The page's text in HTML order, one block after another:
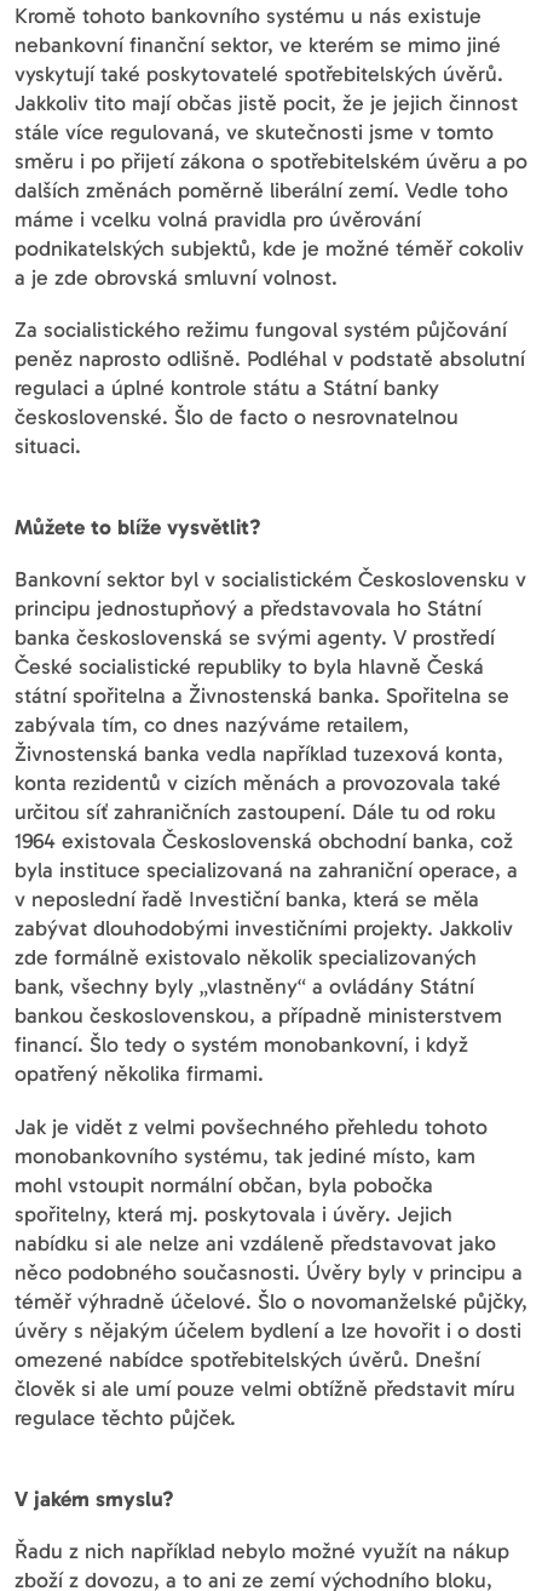
Kromě tohoto bankovního systému u nás existuje
nebankovní finanční sektor, ve kterém se mimo jiné
vyskytují také poskytovatelé spotřebitelských úvěrů.
Jakkoliv tito mají občas jistě pocit, že je jejich činnost
stále více regulovaná, ve skutečnosti jsme v tomto
směru i po přijetí zákona o spotřebitelském úvěru a po
dalších změnách poměrně liberální zemí. Vedle toho
máme i vcelku volná pravidla pro úvěrování
podnikatelských subjektů, kde je možné téměř cokoliv
a je zde obrovská smluvní volnost.
Za socialistického režimu fungoval systém půjčování
peněz naprosto odlišně. Podléhal v podstatě absolutní
regulaci a úplné kontrole státu a Státní banky
československé. Šlo de facto o nesrovnatelnou
situaci.
Můžete to blíže vysvětlit?
Bankovní sektor byl v socialistickém Československu v
principu jednostupňový a představovala ho Státní
banka československá se svými agenty. V prostředí
České socialistické republiky to byla hlavně Česká
státní spořitelna a Živnostenská banka. Spořitelna se
zabývala tím, co dnes nazýváme retailem,
Živnostenská banka vedla například tuzexová konta,
konta rezidentů v cizích měnách a provozovala také
určitou síť zahraničních zastoupení. Dále tu od roku
1964 existovala Československá obchodní banka, což
byla instituce specializovaná na zahraniční operace, a
v neposlední řadě Investiční banka, která se měla
zabývat dlouhodobými investičními projekty. Jakkoliv
zde formálně existovalo několik specializovaných
bank, všechny byly „vlastněny“ a ovládány Státní
bankou československou, a případně ministerstvem
financí. Šlo tedy o systém monobankovní, i když
opatřený několika firmami.
Jak je vidět z velmi povšechného přehledu tohoto
monobankovního systému, tak jediné místo, kam
mohl vstoupit normální občan, byla pobočka
spořitelny, která mj. poskytovala i úvěry. Jejich
nabídku si ale nelze ani vzdáleně představovat jako
něco podobného současnosti. Úvěry byly v principu a
téměř výhradně účelové. Šlo o novomanželské půjčky,
úvěry s nějakým účelem bydlení a lze hovořit i o dosti
omezené nabídce spotřebitelských úvěrů. Dnešní
člověk si ale umí pouze velmi obtížně představit míru
regulace těchto půjček.
V jakém smyslu?
Řadu z nich například nebylo možné využít na nákup
zboží z dovozu, a to ani ze zemí východního bloku,